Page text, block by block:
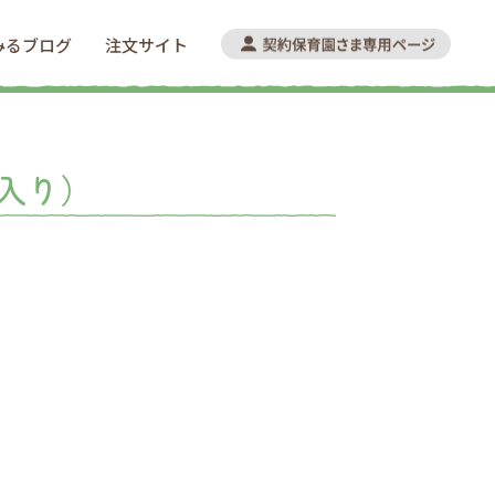
るブログ 注文サイト
）